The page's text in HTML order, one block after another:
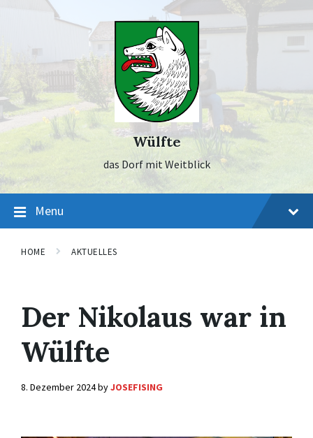
Wülfte
das Dorf mit Weitblick
Menu
HOME AKTUELLES
Der Nikolaus war in
Wülfte
8. Dezember 2024byJOSEFISING